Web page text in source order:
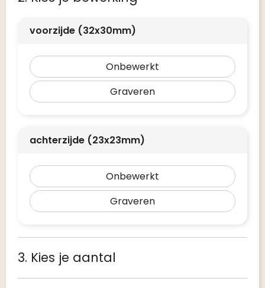
voorzijde (32x30mm)
Onbewerkt
Graveren
achterzijde (23x23mm)
Onbewerkt
Graveren
3. Kies je aantal